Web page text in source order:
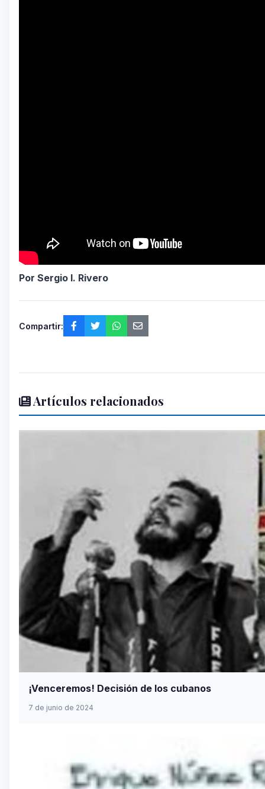
Por Sergio I. Rivero
Compartir:
Artículos relacionados
¡Venceremos! Decisión de los cubanos
7 de junio de 2024